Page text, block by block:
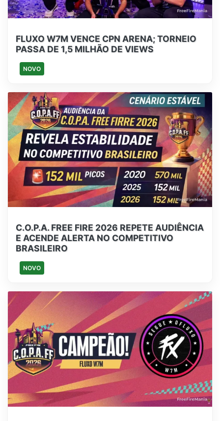
FLUXO W7M VENCE CPN ARENA; TORNEIO
PASSA DE 1,5 MILHÃO DE VIEWS
NOVO
C.O.P.A. FREE FIRE 2026 REPETE AUDIÊNCIA
E ACENDE ALERTA NO COMPETITIVO
BRASILEIRO
NOVO